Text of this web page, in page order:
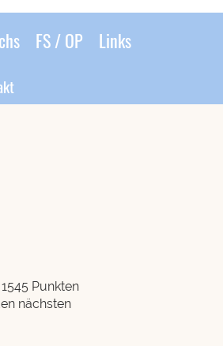
FS / OP Links
Punkten
nächsten